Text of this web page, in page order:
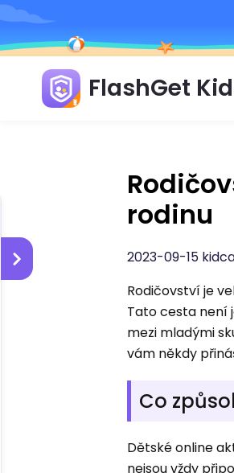
FlashGet
rodinu
2023-09-15
Rodičovství je
Tato cesta není
mezi mladými
vám někdy
Co
Dětské online
nejsou vždy